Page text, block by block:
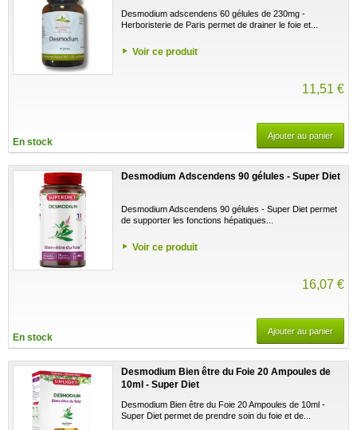
Desmodium adscendens 60 gélules de 230mg -
Herboristerie de Paris permet de drainer le foie et...
Voir ce produit
11,51 €
En stock
Ajouter au panier
Desmodium Adscendens 90 gélules - Super Diet
Desmodium Adscendens 90 gélules - Super Diet permet
de supporter les fonctions hépatiques...
Voir ce produit
16,07 €
En stock
Ajouter au panier
Desmodium Bien être du Foie 20 Ampoules de
10ml - Super Diet
Desmodium Bien être du Foie 20 Ampoules de 10ml -
Super Diet permet de prendre soin du foie et de...